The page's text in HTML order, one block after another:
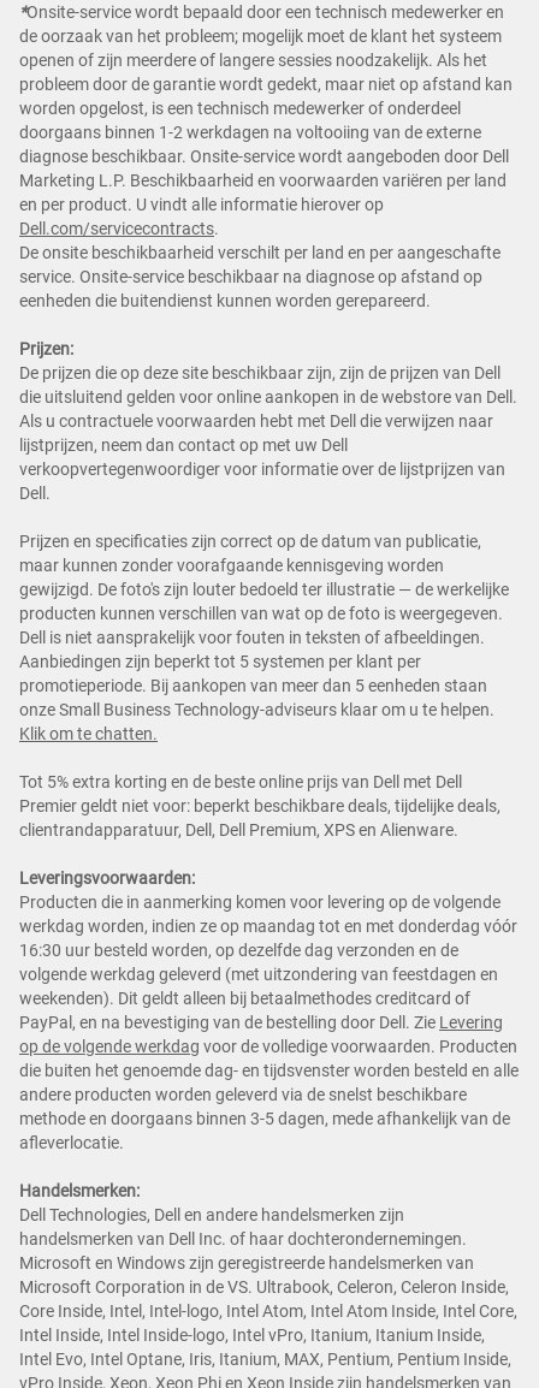
*Onsite-service wordt bepaald door een technisch medewerker en
de oorzaak van het probleem; mogelijk moet de klant het systeem
openen of zijn meerdere of langere sessies noodzakelijk. Als het
probleem door de garantie wordt gedekt, maar niet op afstand kan
worden opgelost, is een technisch medewerker of onderdeel
doorgaans binnen 1-2 werkdagen na voltooiing van de externe
diagnose beschikbaar. Onsite-service wordt aangeboden door Dell
Marketing L.P. Beschikbaarheid en voorwaarden variëren per land
en per product. U vindt alle informatie hierover op
Dell.com/servicecontracts.
De onsite beschikbaarheid verschilt per land en per aangeschafte
service. Onsite-service beschikbaar na diagnose op afstand op
eenheden die buitendienst kunnen worden gerepareerd.
Prijzen:
De prijzen die op deze site beschikbaar zijn, zijn de prijzen van Dell
die uitsluitend gelden voor online aankopen in de webstore van Dell.
Als u contractuele voorwaarden hebt met Dell die verwijzen naar
lijstprijzen, neem dan contact op met uw Dell
verkoopvertegenwoordiger voor informatie over de lijstprijzen van
Dell.
Prijzen en specificaties zijn correct op de datum van publicatie,
maar kunnen zonder voorafgaande kennisgeving worden
gewijzigd. De foto's zijn louter bedoeld ter illustratie — de werkelijke
producten kunnen verschillen van wat op de foto is weergegeven.
Dell is niet aansprakelijk voor fouten in teksten of afbeeldingen.
Aanbiedingen zijn beperkt tot 5 systemen per klant per
promotieperiode. Bij aankopen van meer dan 5 eenheden staan
onze Small Business Technology-adviseurs klaar om u te helpen.
Klik om te chatten.
Tot 5% extra korting en de beste online prijs van Dell met Dell
Premier geldt niet voor: beperkt beschikbare deals, tijdelijke deals,
clientrandapparatuur, Dell, Dell Premium, XPS en Alienware.
Leveringsvoorwaarden:
Producten die in aanmerking komen voor levering op de volgende
werkdag worden, indien ze op maandag tot en met donderdag vóór
16:30 uur besteld worden, op dezelfde dag verzonden en de
volgende werkdag geleverd (met uitzondering van feestdagen en
weekenden). Dit geldt alleen bij betaalmethodes creditcard of
PayPal, en na bevestiging van de bestelling door Dell. Zie Levering
op de volgende werkdag voor de volledige voorwaarden. Producten
die buiten het genoemde dag- en tijdsvenster worden besteld en alle
andere producten worden geleverd via de snelst beschikbare
methode en doorgaans binnen 3-5 dagen, mede afhankelijk van de
afleverlocatie.
Handelsmerken:
Dell Technologies, Dell en andere handelsmerken zijn
handelsmerken van Dell Inc. of haar dochterondernemingen.
Microsoft en Windows zijn geregistreerde handelsmerken van
Microsoft Corporation in de VS. Ultrabook, Celeron, Celeron Inside,
Core Inside, Intel, Intel-logo, Intel Atom, Intel Atom Inside, Intel Core,
Intel Inside, Intel Inside-logo, Intel vPro, Itanium, Itanium Inside,
Intel Evo, Intel Optane, Iris, Itanium, MAX, Pentium, Pentium Inside,
vPro Inside, Xeon, Xeon Phi en Xeon Inside zijn handelsmerken van